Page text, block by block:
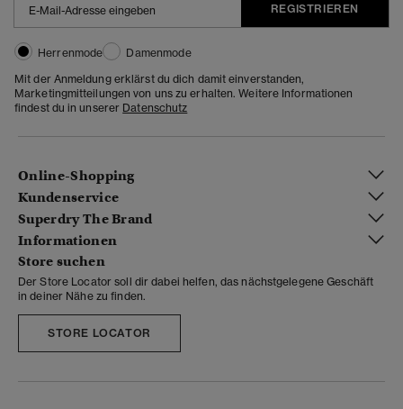
REGISTRIEREN
Herrenmode
Damenmode
Mit der Anmeldung erklärst du dich damit einverstanden,
Marketingmitteilungen von uns zu erhalten. Weitere Informationen
findest du in unserer Datenschutz
Online-Shopping
Kundenservice
Superdry The Brand
Informationen
Store suchen
Der Store Locator soll dir dabei helfen, das nächstgelegene Geschäft
in deiner Nähe zu finden.
STORE LOCATOR